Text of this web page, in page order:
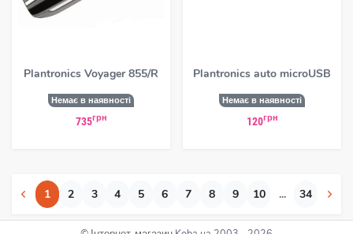
Plantronics Voyager 855/R
Немає в наявності
735грн
Plantronics auto microUSB
Немає в наявності
120грн
1 2 3 4 5 6 7 8 9 10 ... 34